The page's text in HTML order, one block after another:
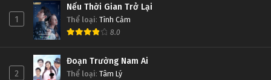
1
Nếu Thời Gian Trở Lại
Thể loại: Tình Cảm
8.0
2
Đoạn Trường Nam Ai
Thể loại: Tâm Lý